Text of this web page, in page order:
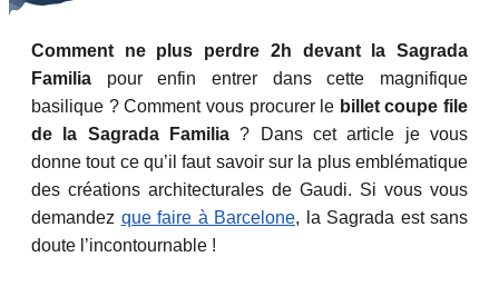
Comment ne plus perdre 2h devant la Sagrada
Familia pour enfin entrer dans cette magnifique
basilique ? Comment vous procurer le billet coupe file
de la Sagrada Familia ? Dans cet article je vous
donne tout ce qu’il faut savoir sur la plus emblématique
des créations architecturales de Gaudi. Si vous vous
demandez que faire à Barcelone, la Sagrada est sans
doute l’incontournable !